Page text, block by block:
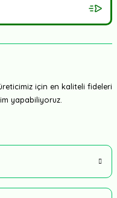
için en kaliteli fideleri
yapabiliyoruz.